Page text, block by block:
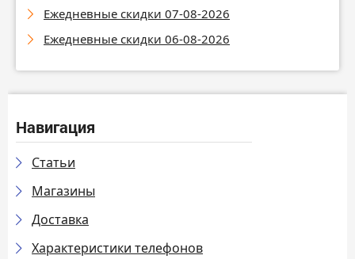
Ежедневные скидки 07-08-2026
Ежедневные скидки 06-08-2026
Навигация
Статьи
Магазины
Доставка
Характеристики телефонов